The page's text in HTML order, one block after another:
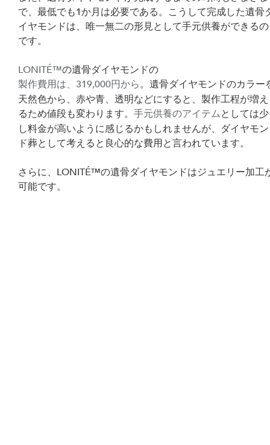
で、最低でも1か月は必要である。こうして完成した遺骨
イヤモンドは、唯一無二の形見として手元供養ができるの
です。
LONITÉ™の遺骨ダイヤモンドの
製作費用は、319,000円から。遺骨ダイヤモンドのカラー
天然色から、赤や青、透明などにすると、製作工程が増え
るため値段も変わります。手元供養のアイテムとしては少
し料金が高いように感じるかもしれませんが、ダイヤモン
ド葬として考えると良心的な費用と言われています。
さらに、LONITÉ™の遺骨ダイヤモンドはジュエリー加工
可能です。